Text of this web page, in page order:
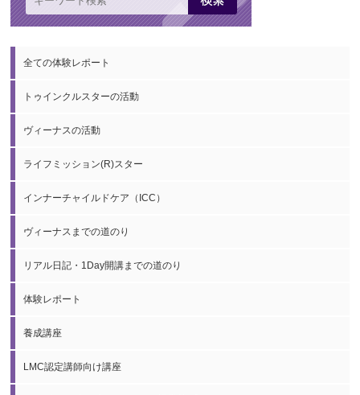
全ての体験レポート
トゥインクルスターの活動
ヴィーナスの活動
ライフミッション(R)スター
インナーチャイルドケア（ICC）
ヴィーナスまでの道のり
リアル日記・1Day開講までの道のり
体験レポート
養成講座
LMC認定講師向け講座